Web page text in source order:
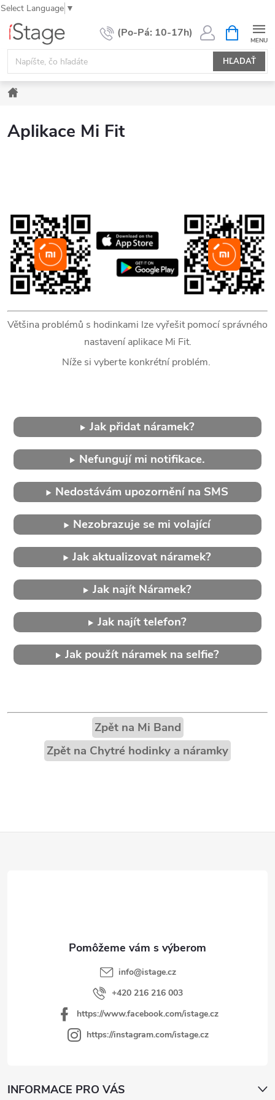
Select Language ▼
Prejsť
obsah
HĽADAŤ
KOŠÍK
Aplikace Mi Fit
Většina problémů s hodinkami lze vyřešit pomocí správného
nastavení aplikace Mi Fit.
Níže si vyberte konkrétní problém.
Jak přidat náramek?
Nefungují mi notifikace.
Nedostávám upozornění na SMS
Nezobrazuje se mi volající
Jak aktualizovat náramek?
Jak najít Náramek?
Jak najít telefon?
Jak použít náramek na selfie?
Zpět na Mi Band
Zpět na Chytré hodinky a náramky
info@istage.cz
+420 216 216 003
https://www.facebook.com/istage.cz
https://instagram.com/istage.cz
INFORMACE PRO VÁS